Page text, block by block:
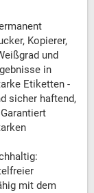
Kopierer,
und
in
Etiketten -
sicher haftend,
mit dem